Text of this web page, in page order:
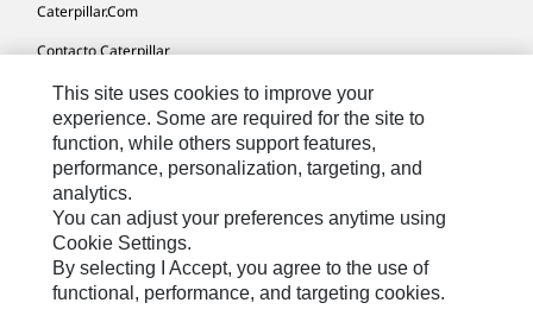
Caterpillar.com
Contacto Caterpillar
Mis Preferencias De Marketing
Mapa Del Sitio
Cookie Settings
Aviso Legal
Privacidad
This site uses cookies to improve your
experience. Some are required for the site to
function, while others support features,
performance, personalization, targeting, and
analytics.
You can adjust your preferences anytime using
Cookie Settings.
By selecting I Accept, you agree to the use of
functional, performance, and targeting cookies.